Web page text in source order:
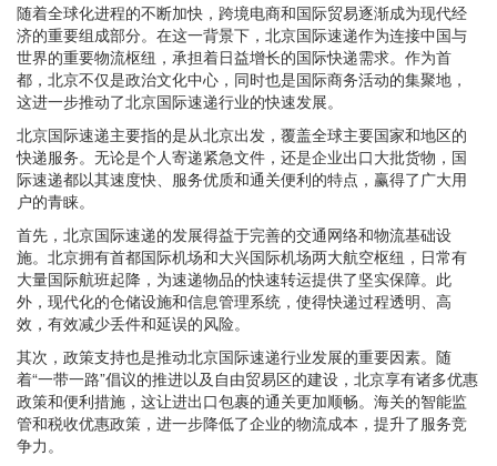
随着全球化进程的不断加快，跨境电商和国际贸易逐渐成为现代经
济的重要组成部分。在这一背景下，北京国际速递作为连接中国与
世界的重要物流枢纽，承担着日益增长的国际快递需求。作为首
都，北京不仅是政治文化中心，同时也是国际商务活动的集聚地，
这进一步推动了北京国际速递行业的快速发展。
北京国际速递主要指的是从北京出发，覆盖全球主要国家和地区的
快递服务。无论是个人寄递紧急文件，还是企业出口大批货物，国
际速递都以其速度快、服务优质和通关便利的特点，赢得了广大用
户的青睐。
首先，北京国际速递的发展得益于完善的交通网络和物流基础设
施。北京拥有首都国际机场和大兴国际机场两大航空枢纽，日常有
大量国际航班起降，为速递物品的快速转运提供了坚实保障。此
外，现代化的仓储设施和信息管理系统，使得快递过程透明、高
效，有效减少丢件和延误的风险。
其次，政策支持也是推动北京国际速递行业发展的重要因素。随
着“一带一路”倡议的推进以及自由贸易区的建设，北京享有诸多优惠
政策和便利措施，这让进出口包裹的通关更加顺畅。海关的智能监
管和税收优惠政策，进一步降低了企业的物流成本，提升了服务竞
争力。